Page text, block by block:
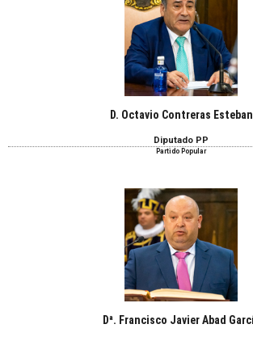
D. Octavio Contreras Esteban
Diputado PP
Partido Popular
Dª. Francisco Javier Abad